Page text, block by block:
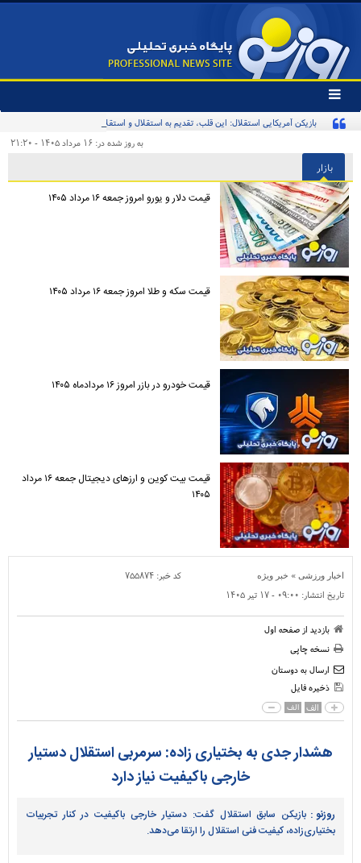
تغییر
وضعیت
منوی
ها
بازیکن آمریکایی استقلال: این قلب، تقدیم به استقلال و استقلالی‌ها/ تیم‌ملی ایران پیشنهاد
به روز شده در: ۱۶ مرداد ۱۴۰۵ - ۲۱:۲۰
بازار
قیمت دلار و یورو امروز جمعه ۱۶ مرداد ۱۴۰۵
قیمت سکه و طلا امروز جمعه ۱۶ مرداد ۱۴۰۵
قیمت خودرو در بازر امروز ۱۶ مردادماه ۱۴۰۵
قیمت بیت کوین و ارز‌های دیجیتال جمعه ۱۶ مرداد
۱۴۰۵
اخبار ورزشی » خبر ویژه کد خبر: ۷۵۵۸۷۴
تاریخ انتشار: ۰۹:۰۰ - ۱۷ تير ۱۴۰۵
بازدید از صفحه اول
نسخه چاپی
ارسال به دوستان
ذخیره فایل
الف الف
هشدار جدی به بختیاری زاده: سرمربی استقلال دستیار
خارجی باکیفیت نیاز دارد
روزنو : بازیکن سابق استقلال گفت: دستیار خارجی باکیفیت در کنار تجربیات
بختیاری‌زاده، کیفیت فنی استقلال را ارتقا می‌دهد.